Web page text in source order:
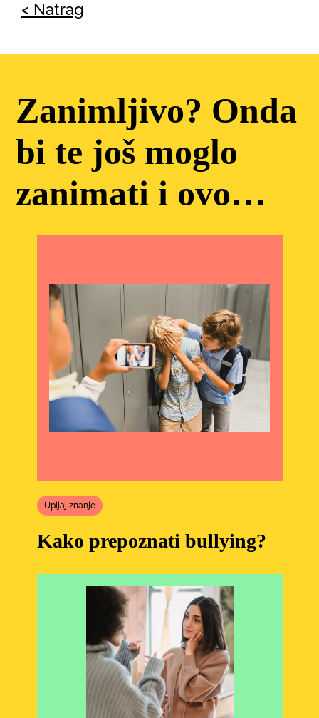
< Natrag
Zanimljivo? Onda
bi te još moglo
zanimati i ovo…
Upijaj znanje
Kako prepoznati bullying?